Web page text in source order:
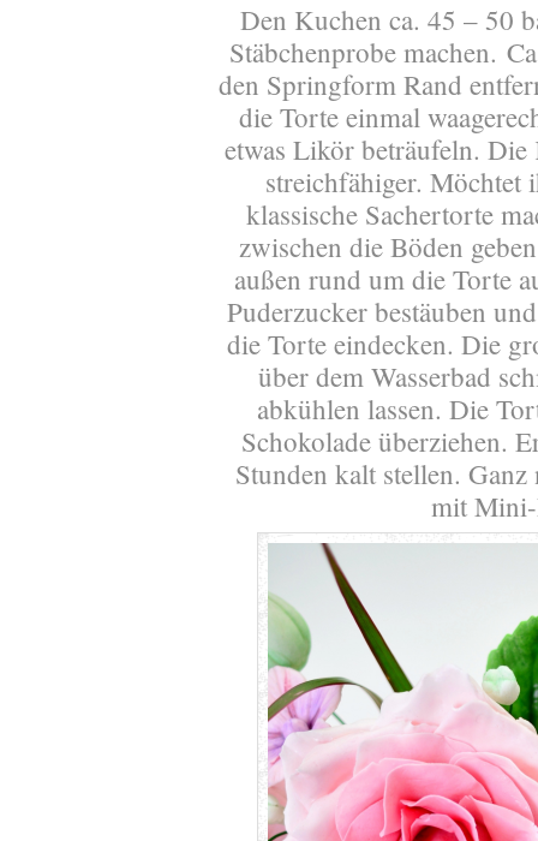
Den Kuchen ca. 45 – 50
Stäbchenprobe machen.
den Springform Rand
die Torte einmal
etwas Likör beträufeln.
streichfähiger. Möchtet
klassische Sachertorte
zwischen die Böden
außen rund um die Torte
Puderzucker bestäuben
die Torte eindecken. Die
über dem Wasserbad
abkühlen lassen. Die
Schokolade überziehen.
Stunden kalt stellen.
mit Mini-